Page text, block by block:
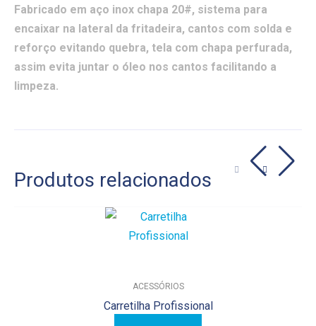
Fabricado em aço inox chapa 20#, sistema para
encaixar na lateral da fritadeira, cantos com solda e
reforço evitando quebra, tela com chapa perfurada,
assim evita juntar o óleo nos cantos facilitando a
limpeza.
Produtos relacionados
ACESSÓRIOS
Carretilha Profissional